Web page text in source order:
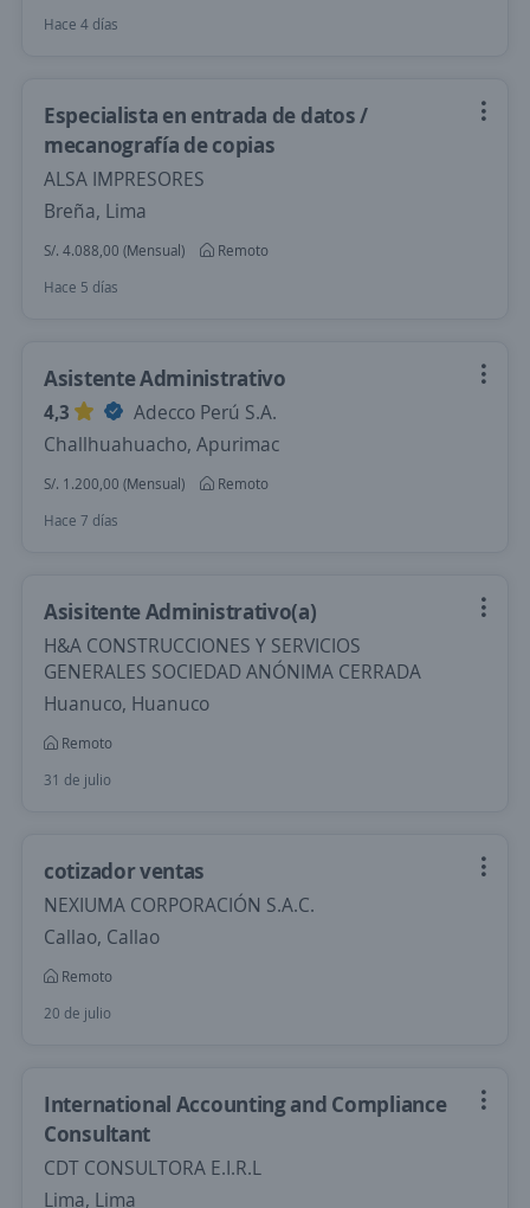
Hace 4 días
Especialista en entrada de datos /
mecanografía de copias
ALSA IMPRESORES
Breña, Lima
S/. 4.088,00 (Mensual)
Remoto
Hace 5 días
Asistente Administrativo
4,3
Adecco Perú S.A.
Challhuahuacho, Apurimac
S/. 1.200,00 (Mensual)
Remoto
Hace 7 días
Asisitente Administrativo(a)
H&A CONSTRUCCIONES Y SERVICIOS
GENERALES SOCIEDAD ANÓNIMA CERRADA
Huanuco, Huanuco
Remoto
31 de julio
cotizador ventas
NEXIUMA CORPORACIÓN S.A.C.
Callao, Callao
Remoto
20 de julio
International Accounting and Compliance
Consultant
CDT CONSULTORA E.I.R.L
Lima, Lima